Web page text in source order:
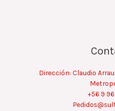
Dirección: Claudio
+56 9